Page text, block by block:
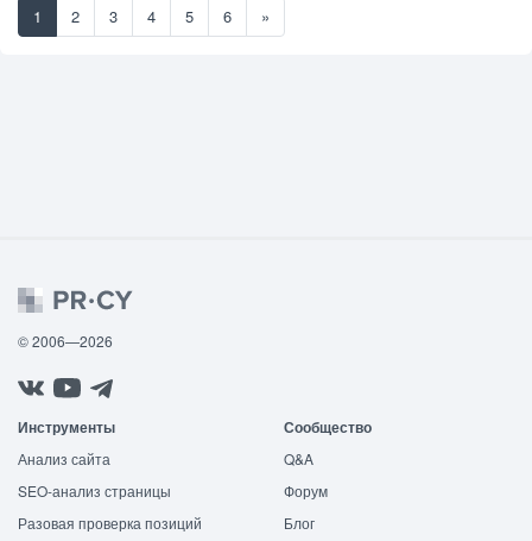
1 2 3 4 5 6 »
© 2006—2026
Инструменты
Анализ сайта
SEO-анализ страницы
Разовая проверка позиций
Сообщество
Q&A
Форум
Блог